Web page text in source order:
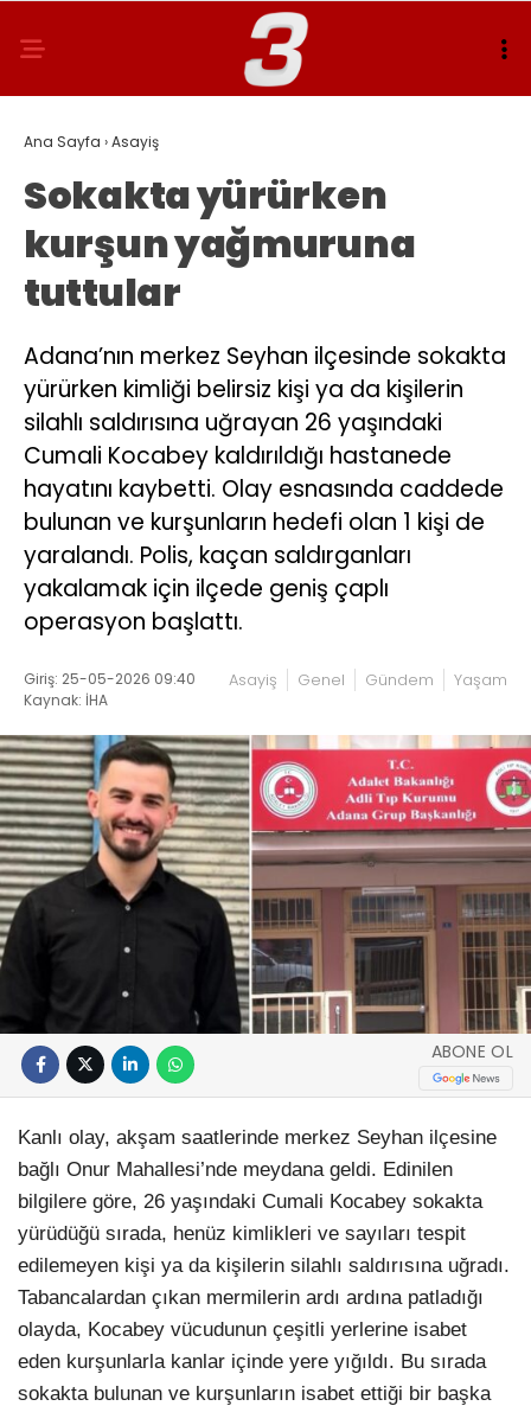
Ana Sayfa ›Asayiş
Sokakta yürürken
kurşun yağmuruna
tuttular
Adana’nın merkez Seyhan ilçesinde sokakta
yürürken kimliği belirsiz kişi ya da kişilerin
silahlı saldırısına uğrayan 26 yaşındaki
Cumali Kocabey kaldırıldığı hastanede
hayatını kaybetti. Olay esnasında caddede
bulunan ve kurşunların hedefi olan 1 kişi de
yaralandı. Polis, kaçan saldırganları
yakalamak için ilçede geniş çaplı
operasyon başlattı.
Giriş: 25-05-2026 09:40
Kaynak: İHA
Asayiş Genel Gündem Yaşam
ABONE OL
Kanlı olay, akşam saatlerinde merkez Seyhan ilçesine
bağlı Onur Mahallesi’nde meydana geldi. Edinilen
bilgilere göre, 26 yaşındaki Cumali Kocabey sokakta
yürüdüğü sırada, henüz kimlikleri ve sayıları tespit
edilemeyen kişi ya da kişilerin silahlı saldırısına uğradı.
Tabancalardan çıkan mermilerin ardı ardına patladığı
olayda, Kocabey vücudunun çeşitli yerlerine isabet
eden kurşunlarla kanlar içinde yere yığıldı. Bu sırada
sokakta bulunan ve kurşunların isabet ettiği bir başka